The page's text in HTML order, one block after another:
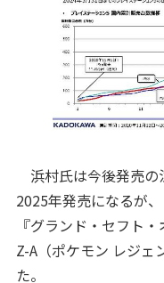
浜村氏は今後発売の
2025年発売になるが
『グランド・セフト
Z-A（ポケモン レジェ
た。